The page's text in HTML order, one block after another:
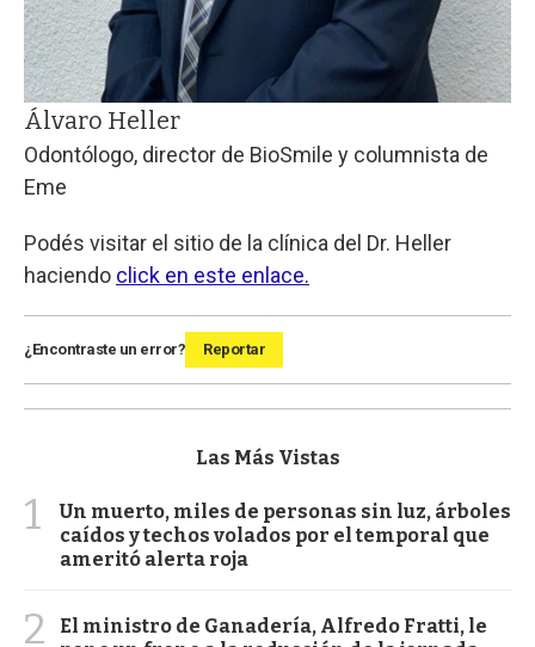
Álvaro Heller
Odontólogo, director de BioSmile y columnista de
Eme
Podés visitar el sitio de la clínica del Dr. Heller
haciendo click en este enlace.
¿Encontraste un error? Reportar
Las Más Vistas
1
Un muerto, miles de personas sin luz, árboles
caídos y techos volados por el temporal que
ameritó alerta roja
2
El ministro de Ganadería, Alfredo Fratti, le